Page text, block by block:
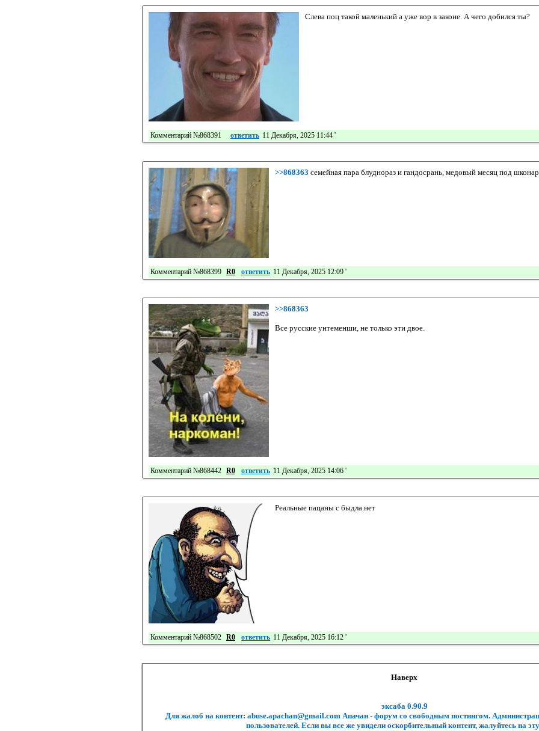
Слева поц такой маленький а уже вор в законе. А чего добился ты?
Комментарий №868391 ответить 11 Декабря, 2025 11:44 '
>>868363 семейная пара блуднораз и гандосрань, медовый месяц под
Комментарий №868399 R0 ответить 11 Декабря, 2025 12:09 '
>>868363
Все русские унтеменши, не только эти двое.
Комментарий №868442 R0 ответить 11 Декабря, 2025 14:06 '
Реальные пацаны с быдла.нет
Комментарий №868502 R0 ответить 11 Декабря, 2025 16:12 '
Наверх
эксаба 0.90.9
Для жалоб на контент: abuse.apachan@gmail.com Апачан - форум со свободным постингом.
пользователей. Если вы все же увидели оскорбительный контент, жалуйтесь на